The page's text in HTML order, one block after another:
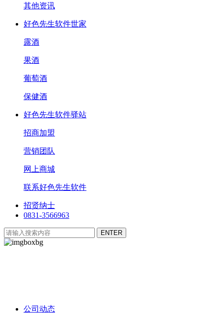
其他资讯
好色先生软件世家
露酒
果酒
葡萄酒
保健酒
好色先生软件驿站
招商加盟
营销团队
网上商城
联系好色先生软件
招贤纳士
0831-3566963
公司动态